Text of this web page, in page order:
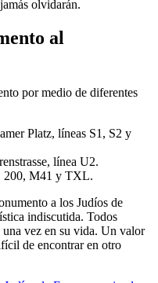
olvidarán.
al
por medio de diferentes
Platz, líneas S1, S2 y
línea U2.
200, M41 y TXL.
a los Judíos de
indiscutida. Todos
vez en su vida. Un valor
de encontrar en otro